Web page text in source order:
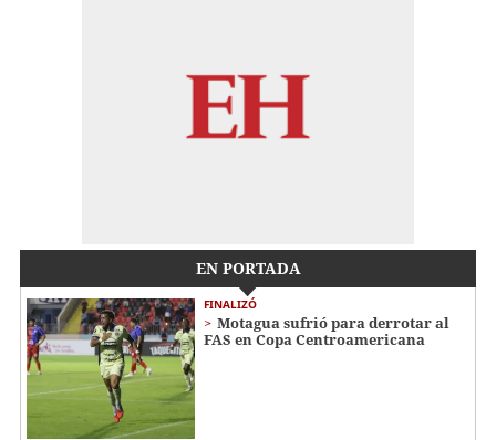
EN PORTADA
FINALIZÓ
Motagua sufrió para derrotar al
FAS en Copa Centroamericana